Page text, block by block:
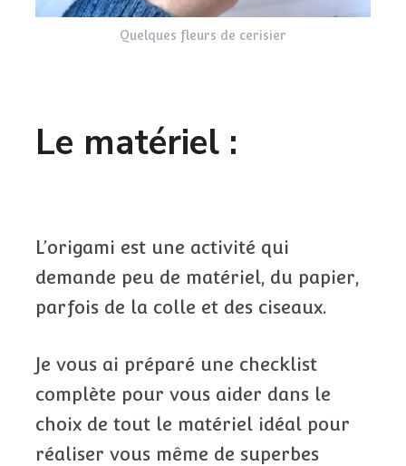
Quelques fleurs de cerisier
Le matériel :
L’origami est une activité qui
demande peu de matériel, du papier,
parfois de la colle et des ciseaux.
Je vous ai préparé une checklist
complète pour vous aider dans le
choix de tout le matériel idéal pour
réaliser vous même de superbes